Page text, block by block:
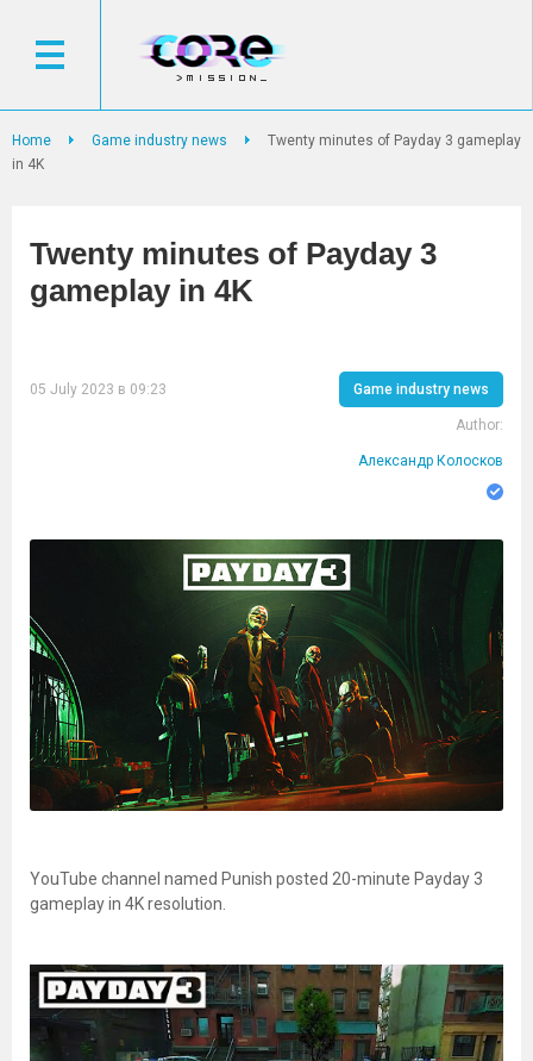
Home Game industry news
Twenty minutes of Payday 3 gameplay
in 4K
Twenty minutes of Payday 3
gameplay in 4K
05 July 2023 в 09:23 Game industry news
Author:
Александр Колосков
YouTube channel named Punish posted 20-minute Payday 3
gameplay in 4K resolution.